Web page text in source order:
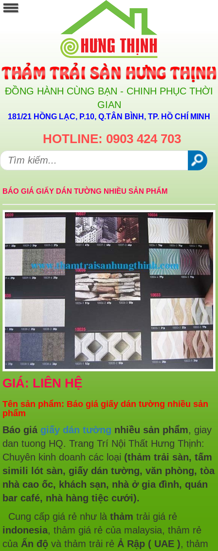
ĐỒNG HÀNH CÙNG BẠN - CHINH PHỤC THỜI
GIAN
181/21 HỒNG LẠC, P.10, Q.TÂN BÌNH, TP. HỒ CHÍ MINH
HOTLINE: 0903 424 703
BÁO GIÁ GIẤY DÁN TƯỜNG NHIỀU SẢN PHẨM
GIÁ: LIÊN HỆ
Tên sản phẩm: Báo giá giấy dán tường nhiều sản
phẩm
Báo giá giấy dán tường nhiều sản phẩm, giay
dan tuong HQ. Trang Trí Nội Thất Hưng Thịnh:
Chuyên kinh doanh các loại (thảm trải sàn, tấm
simili lót sàn, giấy dán tường, văn phòng, tòa
nhà cao ốc, khách sạn, nhà ở gia đình, quán
bar café, nhà hàng tiệc cưới).
Cung cấp giá rẻ như là thảm trải giá rẻ
indonesia, thảm giá rẻ của malaysia, thảm rẻ
của Ấn độ và thảm trải rẻ Ả Rập ( UAE ), thảm